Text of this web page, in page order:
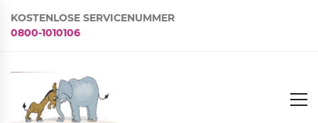
KOSTENLOSE SERVICENUMMER
0800-1010106